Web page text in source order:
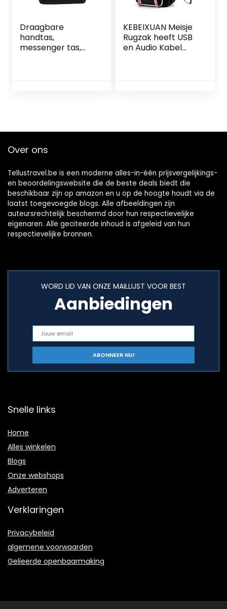
Draagbare
handtas,
messenger tas,
KEBEIXUAN Meisje
Rugzak heeft USB
en Audio Kabel
Over ons
Tellustravel.be is een moderne alles-in-één prijsvergelijkings-
en beoordelingswebsite die de beste deals biedt die
beschikbaar zijn op amazon en u op de hoogte houdt via de
laatst toegevoegde blogs. Alle afbeeldingen zijn
auteursrechtelijk beschermd door hun respectievelijke
eigenaren. Alle geciteerde inhoud is afgeleid van hun
respectievelijke bronnen.
WORD LID VAN ONZE MAILLIJST VOOR BEST
Aanbiedingen
Snelle links
Home
Alles winkelen
Blogs
Onze webshops
Adverteren
Verklaringen
Privacybeleid
algemene voorwaarden
Gelieerde openbaarmaking